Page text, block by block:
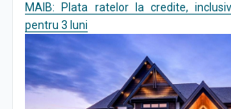
MAIB: Plata ratelor la credite,
pentru 3 luni